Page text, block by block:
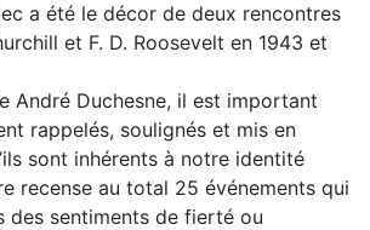
a été le décor de deux rencontres
et F. D. Roosevelt en 1943 et
André Duchesne, il est important
rappelés, soulignés et mis en
sont inhérents à notre identité
recense au total 25 événements qui
des sentiments de fierté ou